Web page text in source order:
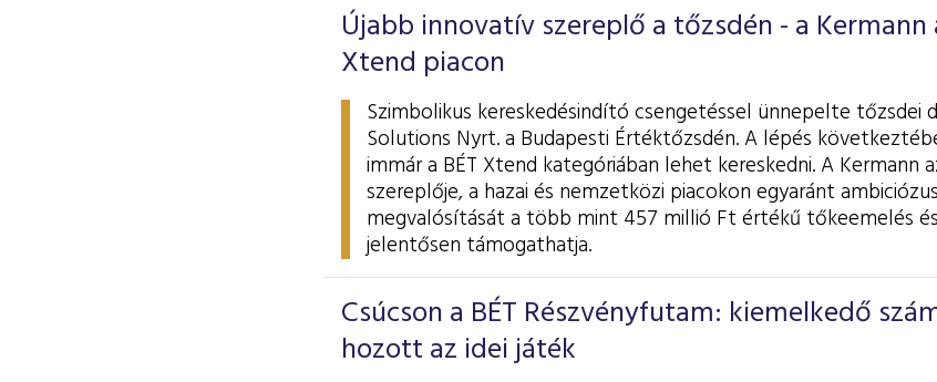
Újabb innovatív szereplő a tőzsdén - a Kermann
Xtend piacon
Szimbolikus kereskedésindító csengetéssel ünnepelte tőzsdei
Solutions Nyrt. a Budapesti Értéktőzsdén. A lépés
immár a BÉT Xtend kategóriában lehet kereskedni. A
szereplője, a hazai és nemzetközi piacokon egyaránt
megvalósítását a több mint 457 millió Ft értékű tőkeemelés
jelentősen támogathatja.
Csúcson a BÉT Részvényfutam: kiemelkedő
hozott az idei játék